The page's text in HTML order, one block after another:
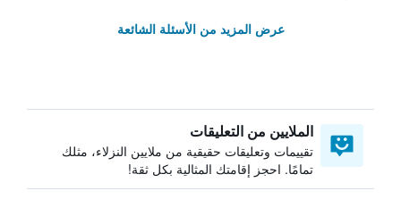
عرض المزيد من الأسئلة الشائعة
الملايين من التعليقات
تقييمات وتعليقات حقيقية من ملايين النزلاء، مثلك
تمامًا. احجز إقامتك المثالية بكل ثقة!